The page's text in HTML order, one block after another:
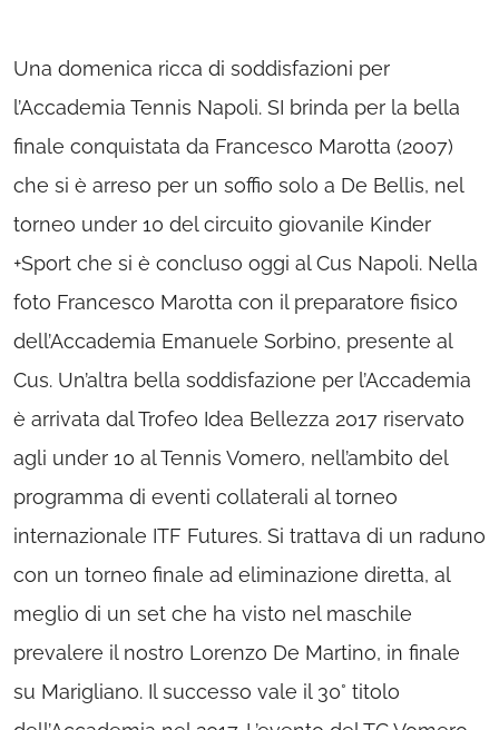
Una domenica ricca di soddisfazioni per
l’Accademia Tennis Napoli. SI brinda per la bella
finale conquistata da Francesco Marotta (2007)
che si è arreso per un soffio solo a De Bellis, nel
torneo under 10 del circuito giovanile Kinder
+Sport che si è concluso oggi al Cus Napoli. Nella
foto Francesco Marotta con il preparatore fisico
dell’Accademia Emanuele Sorbino, presente al
Cus. Un’altra bella soddisfazione per l’Accademia
è arrivata dal Trofeo Idea Bellezza 2017 riservato
agli under 10 al Tennis Vomero, nell’ambito del
programma di eventi collaterali al torneo
internazionale ITF Futures. Si trattava di un raduno
con un torneo finale ad eliminazione diretta, al
meglio di un set che ha visto nel maschile
prevalere il nostro Lorenzo De Martino, in finale
su Marigliano. Il successo vale il 30° titolo